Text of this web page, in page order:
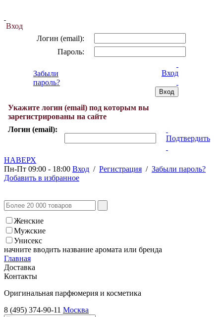
Вход
Логин (email):
Пароль:
Забыли
пароль?
Вход
Укажите логин (email) под которым вы
зарегистрированы на сайте
Логин (email):
Подтвердить
НАВЕРХ
Пн-Пт 09:00 - 18:00 Вход / Регистрация / Забыли пароль?
Добавить в избранное
Женские
Мужские
Унисекс
начните вводить название аромата или бренда
Главная
Доставка
Контакты
Оригинальная парфюмерия и косметика
8 (495) 374-90-11 Москва